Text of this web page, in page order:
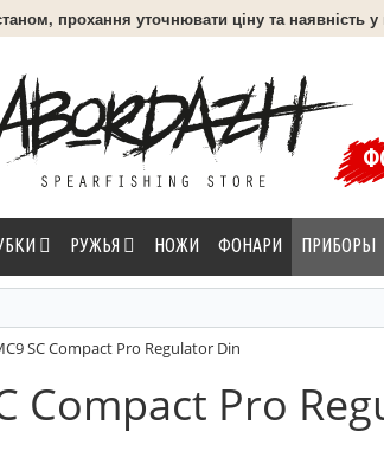
прохання уточнювати ціну та
РУЖЬЯ НОЖИ ФОНАРИ ПРИБОРЫ
SC Compact Pro Regulator Din
Compact Pro